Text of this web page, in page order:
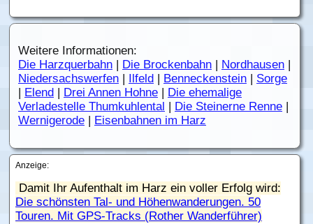
Weitere Informationen:
Die Harzquerbahn | Die Brockenbahn | Nordhausen |
Niedersachswerfen | Ilfeld | Benneckenstein | Sorge
| Elend | Drei Annen Hohne | Die ehemalige
Verladestelle Thumkuhlental | Die Steinerne Renne |
Wernigerode | Eisenbahnen im Harz
Anzeige:
Damit Ihr Aufenthalt im Harz ein voller Erfolg wird:
Die schönsten Tal- und Höhenwanderungen. 50
Touren. Mit GPS-Tracks (Rother Wanderführer)